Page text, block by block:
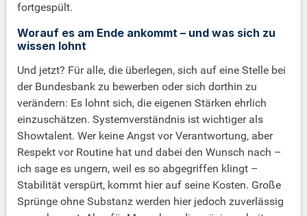
fortgespült.
Worauf es am Ende ankommt – und was sich zu
wissen lohnt
Und jetzt? Für alle, die überlegen, sich auf eine Stelle bei
der Bundesbank zu bewerben oder sich dorthin zu
verändern: Es lohnt sich, die eigenen Stärken ehrlich
einzuschätzen. Systemverständnis ist wichtiger als
Showtalent. Wer keine Angst vor Verantwortung, aber
Respekt vor Routine hat und dabei den Wunsch nach –
ich sage es ungern, weil es so abgegriffen klingt –
Stabilität verspürt, kommt hier auf seine Kosten. Große
Sprünge ohne Substanz werden hier jedoch zuverlässig